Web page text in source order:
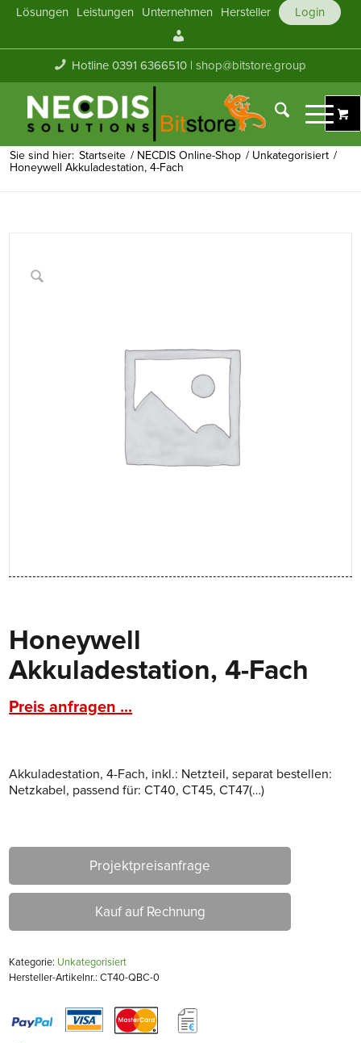
Lösungen Leistungen Unternehmen Hersteller
Login
Konto
Hotline 0391 6366510 |shop@bitstore.group
Sie sind hier: Startseite / NECDIS Online-Shop / Unkategorisiert /
Honeywell Akkuladestation, 4-Fach
Honeywell
Akkuladestation, 4-Fach
Preis anfragen ...
Akkuladestation, 4-Fach, inkl.: Netzteil, separat bestellen:
Netzkabel, passend für: CT40, CT45, CT47(…)
Projektpreisanfrage
Kauf auf Rechnung
Kategorie: Unkategorisiert
Hersteller-Artikelnr.: CT40-QBC-0